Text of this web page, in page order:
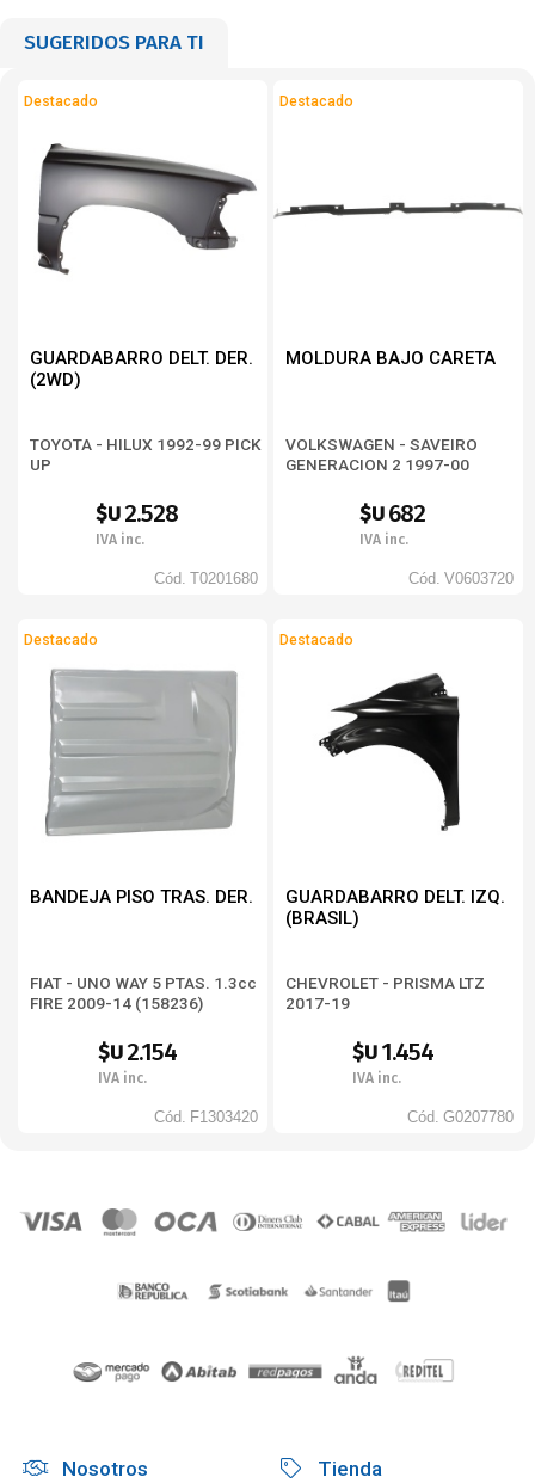
SUGERIDOS PARA TI
Destacado
GUARDABARRO DELT. DER.
(2WD)
TOYOTA - HILUX 1992-99 PICK
UP
$U2.528
IVA inc.
Cód. T0201680
Destacado
MOLDURA BAJO CARETA
VOLKSWAGEN - SAVEIRO
GENERACION 2 1997-00
$U682
IVA inc.
Cód. V0603720
Destacado
BANDEJA PISO TRAS. DER.
FIAT - UNO WAY 5 PTAS. 1.3cc
FIRE 2009-14 (158236)
$U2.154
IVA inc.
Cód. F1303420
Destacado
GUARDABARRO DELT. IZQ.
(BRASIL)
CHEVROLET - PRISMA LTZ
2017-19
$U 1.454
IVA inc.
Cód. G0207780
Nosotros Tienda